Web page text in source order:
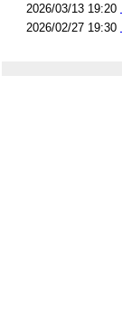
2026/03/13 19:20
2026/02/27 19:30